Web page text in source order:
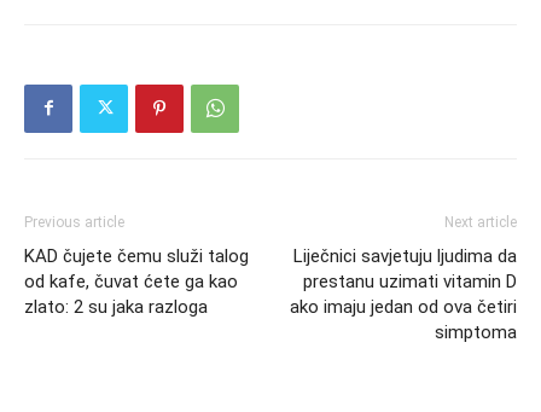
Previous article
KAD čujete čemu služi talog
od kafe, čuvat ćete ga kao
zlato: 2 su jaka razloga
Next article
Liječnici savjetuju ljudima da
prestanu uzimati vitamin D
ako imaju jedan od ova četiri
simptoma